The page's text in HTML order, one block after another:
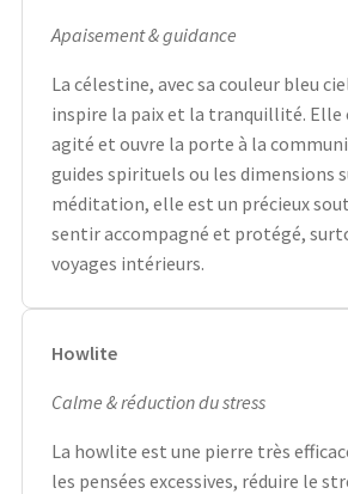
Apaisement & guidance
La célestine, avec sa couleur bleu
inspire la paix et la tranquillité.
agité et ouvre la porte à la
guides spirituels ou les dimensions
méditation, elle est un précieux
sentir accompagné et protégé,
voyages intérieurs.
Howlite
Calme & réduction du stress
La howlite est une pierre très
les pensées excessives, réduire le